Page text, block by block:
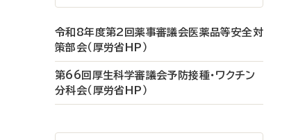
令和8年度第2回薬事審議会医薬品等安全対
策部会（厚労省HP）
第66回厚生科学審議会予防接種・ワクチン
分科会（厚労省HP）